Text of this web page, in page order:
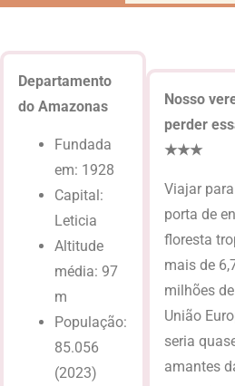
Departamento
do Amazonas
Fundada
em: 1928
Capital:
Leticia
Altitude
média: 97
m
População:
85.056
(2023)
Nosso
perder
★★★
Viajar
porta de
floresta
mais de
milhões
União
seria
amantes